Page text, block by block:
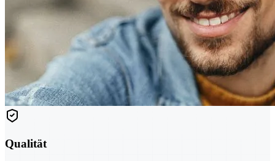
Qualität